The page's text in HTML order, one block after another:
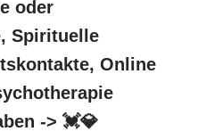
oder
Spirituelle
Online
-> 💓️💎